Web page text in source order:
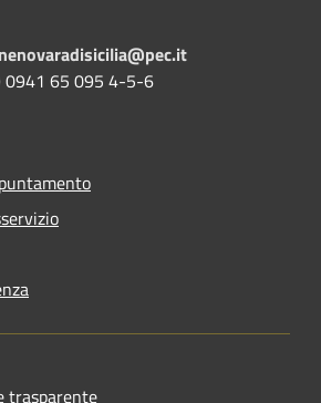
0941 65 095 4-5-6
trasparente